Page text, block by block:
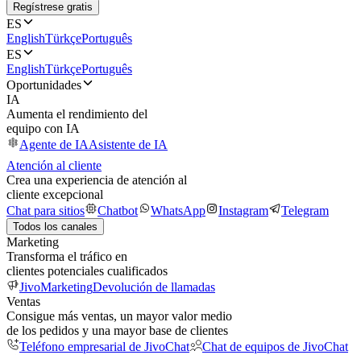
Regístrese gratis
ES
EnglishTürkçePortuguês
ES
EnglishTürkçePortuguês
Oportunidades
IA
Aumenta el rendimiento del
equipo con IA
Agente de IAAsistente de IA
Atención al cliente
Crea una experiencia de atención al
cliente excepcional
Chat para sitios
Chatbot WhatsApp Instagram Telegram
Todos los canales
Marketing
Transforma el tráfico en
clientes potenciales cualificados
JivoMarketingDevolución de llamadas
Ventas
Consigue más ventas, un mayor valor medio
de los pedidos y una mayor base de clientes
Teléfono empresarial de JivoChat
Chat de equipos de JivoChat